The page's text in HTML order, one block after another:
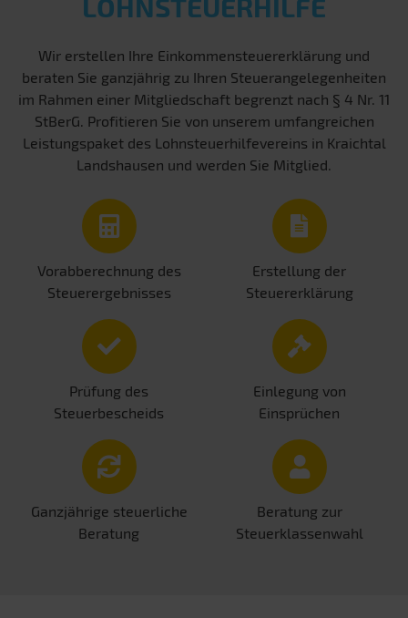
LOHNSTEUERHILFE
Wir erstellen Ihre Einkommensteuererklärung und
beraten Sie ganzjährig zu Ihren Steuerangelegenheiten
im Rahmen einer Mitgliedschaft begrenzt nach § 4 Nr. 11
StBerG. Profitieren Sie von unserem umfangreichen
Leistungspaket des Lohnsteuerhilfevereins in Kraichtal
Landshausen und werden Sie Mitglied.
Vorabberechnung des
Steuerergebnisses
Erstellung der
Steuererklärung
Prüfung des
Steuerbescheids
Einlegung von
Einsprüchen
Ganzjährige steuerliche
Beratung
Beratung zur
Steuerklassenwahl